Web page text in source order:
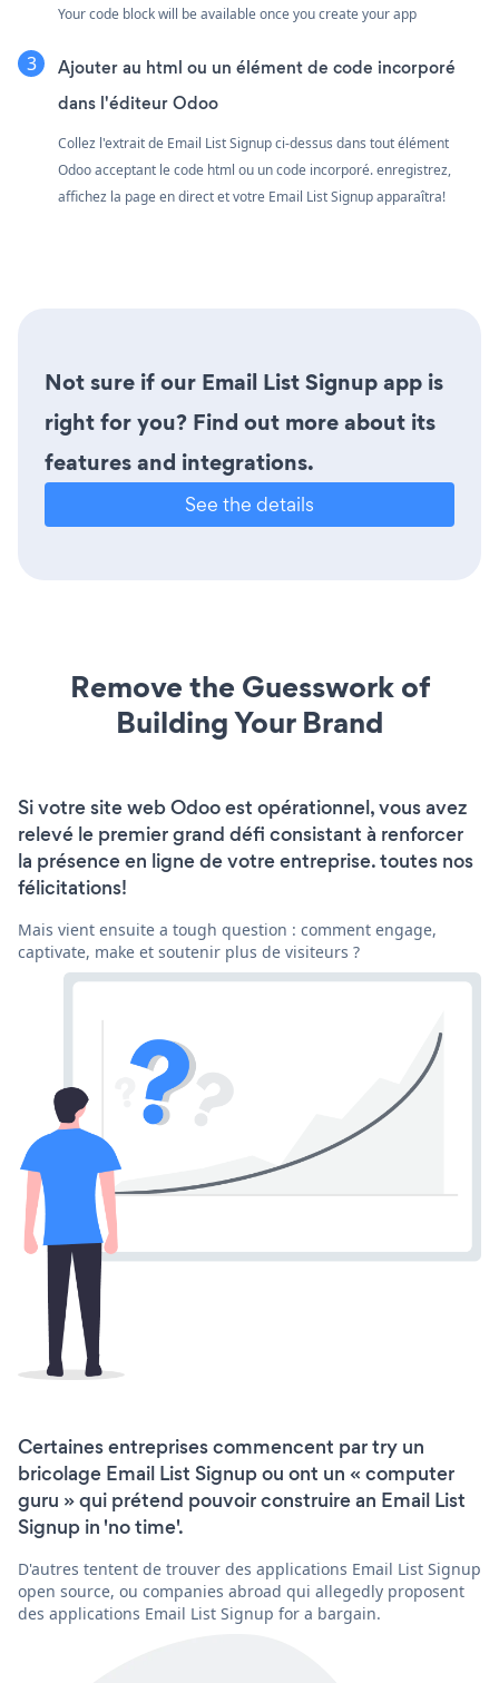
Your code block will be available once you create your app
Ajouter au html ou un élément de code incorporé
dans l'éditeur Odoo
Collez l'extrait de Email List Signup ci-dessus dans tout élément
Odoo acceptant le code html ou un code incorporé. enregistrez,
affichez la page en direct et votre Email List Signup apparaîtra!
Not sure if our Email List Signup app is
right for you? Find out more about its
features and integrations.
See the details
Remove the Guesswork of
Building Your Brand
Si votre site web Odoo est opérationnel, vous avez
relevé le premier grand défi consistant à renforcer
la présence en ligne de votre entreprise. toutes nos
félicitations!
Mais vient ensuite a tough question : comment engage,
captivate, make et soutenir plus de visiteurs ?
Certaines entreprises commencent par try un
bricolage Email List Signup ou ont un « computer
guru » qui prétend pouvoir construire an Email List
Signup in 'no time'.
D'autres tentent de trouver des applications Email List Signup
open source, ou companies abroad qui allegedly proposent
des applications Email List Signup for a bargain.